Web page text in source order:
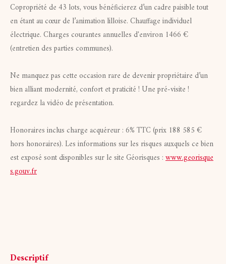
Copropriété de 43 lots, vous bénéficierez d’un cadre paisible tout
en étant au cœur de l’animation lilloise. Chauffage individuel
électrique. Charges courantes annuelles d'environ 1466 €
(entretien des parties communes).
Ne manquez pas cette occasion rare de devenir propriétaire d’un
bien alliant modernité, confort et praticité ! Une pré-visite !
regardez la vidéo de présentation.
Honoraires inclus charge acquéreur : 6% TTC (prix 188 585 €
hors honoraires). Les informations sur les risques auxquels ce bien
est exposé sont disponibles sur le site Géorisques :www.georisque
s.gouv.fr
descriptif